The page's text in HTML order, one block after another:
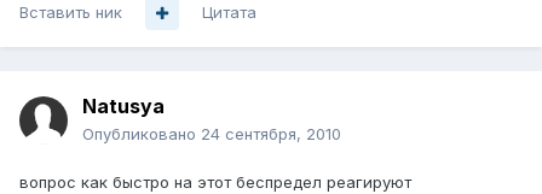
Вставить ник Цитата
Natusya
Опубликовано 24 сентября, 2010
вопрос как быстро на этот беспредел реагируют